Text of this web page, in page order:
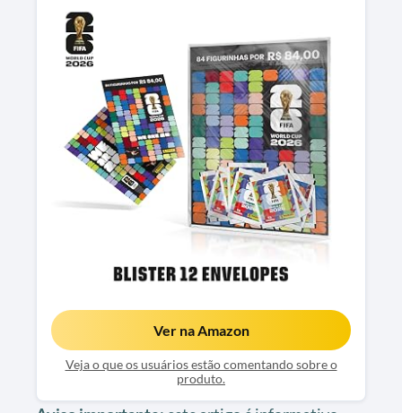
Ver na Amazon
Veja o que os usuários estão comentando sobre o
produto.